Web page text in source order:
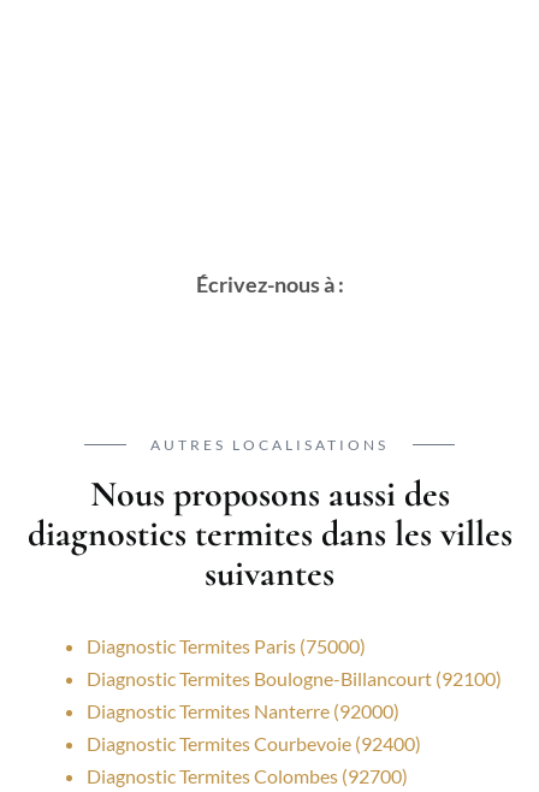
Écrivez-nous à :
AUTRES LOCALISATIONS
Nous proposons aussi des
diagnostics termites dans les villes
suivantes
Diagnostic Termites Paris (75000)
Diagnostic Termites Boulogne-Billancourt (92100)
Diagnostic Termites Nanterre (92000)
Diagnostic Termites Courbevoie (92400)
Diagnostic Termites Colombes (92700)